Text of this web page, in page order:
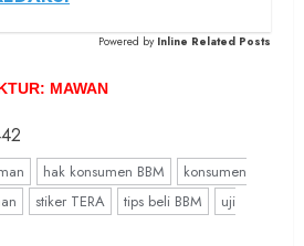
Powered by Inline Related Posts
MAWAN
hak konsumen BBM
konsumen
stiker TERA tips beli BBM
uji